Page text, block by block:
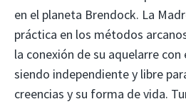
en el planeta Brendock. La
práctica en los métodos
la conexión de su aquelarre con
siendo independiente y libre
creencias y su forma de vida.